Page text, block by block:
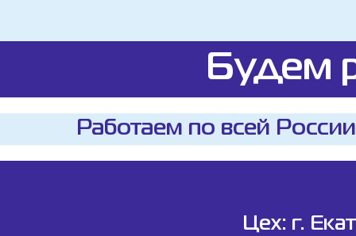
Будем
Работаем по всей
Цех: г.